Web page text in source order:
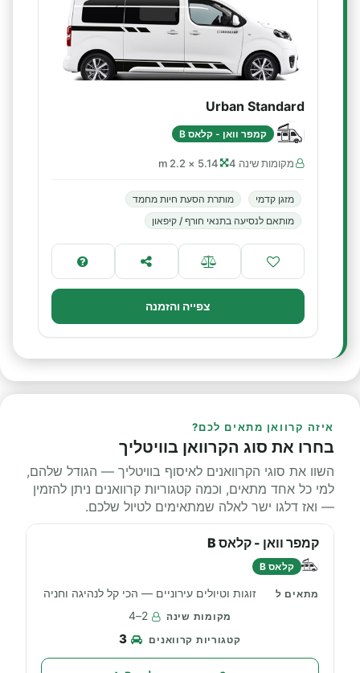
Urban Standard
קמפר וואן - קלאס B
מקומות שינה 4 5.14 × 2.2 m
מזגן קדמי
מותרת הסעת חיות מחמד
מותאם לנסיעה בתנאי חורף / קיפאון
צפייה והזמנה
איזה קרוואן מתאים לכם?
בחרו את סוג הקרוואן בוויטליך
השוו את סוגי הקרוואנים לאיסוף בוויטליך — הגודל שלהם,
למי כל אחד מתאים, וכמה קטגוריות קרוואנים ניתן להזמין
— ואז דלגו ישר לאלה שמתאימים לטיול שלכם.
קמפר וואן - קלאס B
קלאס B
זוגות וטיולים עירוניים — הכי קל לנהיגה וחניה
2–4
3